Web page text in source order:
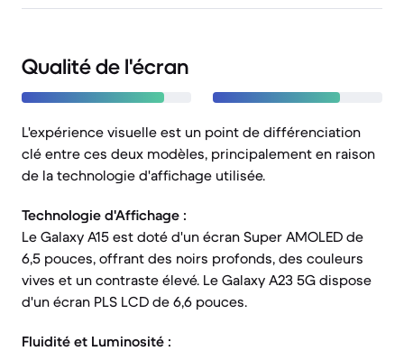
Qualité de l'écran
L'expérience visuelle est un point de différenciation
clé entre ces deux modèles, principalement en raison
de la technologie d'affichage utilisée.
Technologie d'Affichage :
Le Galaxy A15 est doté d'un écran Super AMOLED de
6,5 pouces, offrant des noirs profonds, des couleurs
vives et un contraste élevé. Le Galaxy A23 5G dispose
d'un écran PLS LCD de 6,6 pouces.
Fluidité et Luminosité :